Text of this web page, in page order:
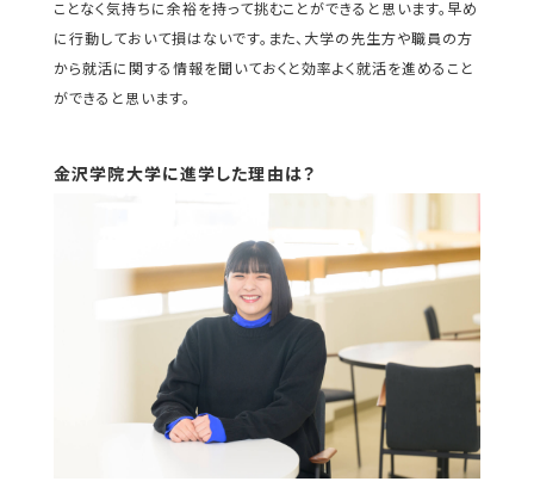
ことなく気持ちに余裕を持って挑むことができると思います。早め
に行動しておいて損はないです。また、大学の先生方や職員の方
から就活に関する情報を聞いておくと効率よく就活を進めること
ができると思います。
金沢学院大学に進学した理由は？